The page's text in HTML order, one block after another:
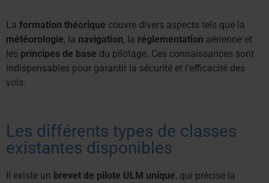
La formation théorique couvre divers aspects tels que la
météorologie, la navigation, la réglementation aérienne et
les principes de base du pilotage. Ces connaissances sont
indispensables pour garantir la sécurité et l’efficacité des
vols.
Les différents types de classes
existantes disponibles
Il existe un brevet de pilote ULM unique, qui précise la